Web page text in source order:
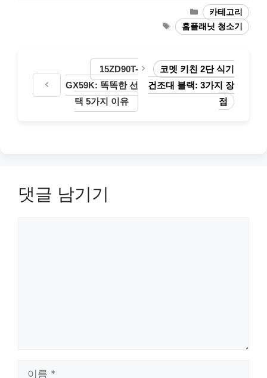
카
테
고
카테고리
태
그
홈플래닛 청소기
15ZD90T-
GX59K: 똑똑한 선
택 5가지 이유
코멧 키친 2단 식기
건조대 블랙: 3가지 장
점
댓글 남기기